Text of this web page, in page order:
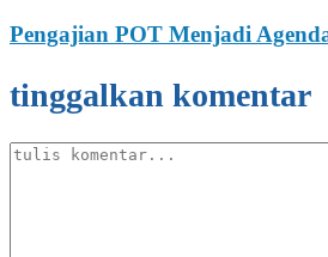
Pengajian POT Menjadi
tinggalkan komentar